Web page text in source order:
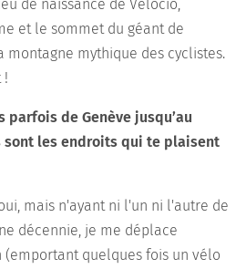
de naissance de Vélocio,
et le sommet du géant de
montagne mythique des cyclistes.
!
parfois de Genève jusqu’au
sont les endroits qui te plaisent
mais n'ayant ni l'un ni l'autre de
décennie, je me déplace
quelques fois un vélo